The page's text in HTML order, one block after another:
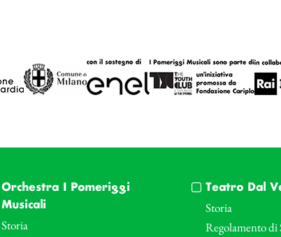
Orchestra I Pomeriggi
Musicali
Storia
Teatro Dal
Storia
Regolamento di